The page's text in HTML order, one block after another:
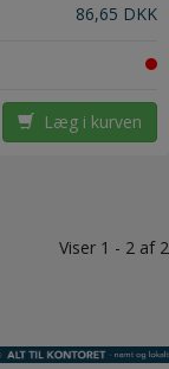
86,65 DKK
Læg i kurven
Viser 1 - 2 af 2